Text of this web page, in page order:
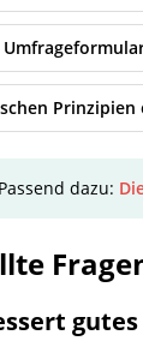
Passend dazu: